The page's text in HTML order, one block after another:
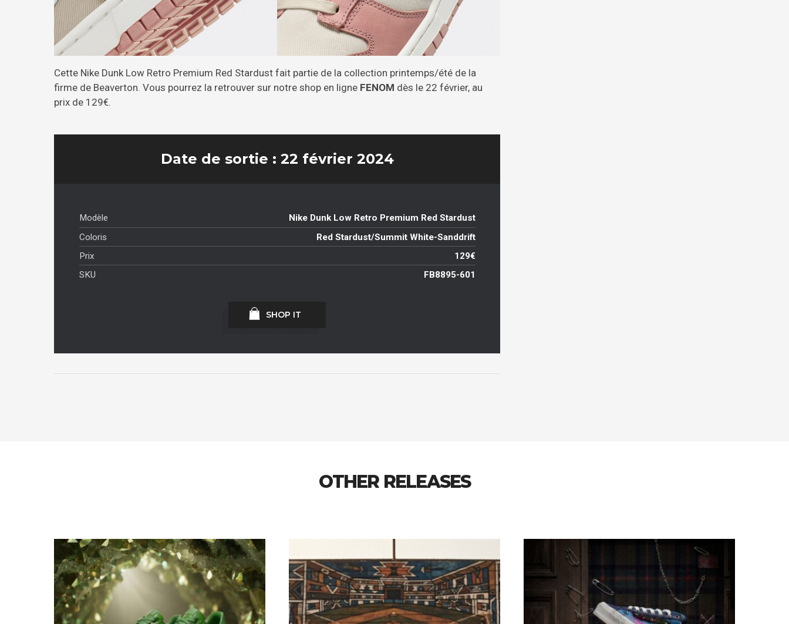
Cette Nike Dunk Low Retro Premium Red Stardust fait partie de la collection printemps/été de la
firme de Beaverton. Vous pourrez la retrouver sur notre shop en ligne FENOM dès le 22 février, au
prix de 129€.
Date de sortie : 22 février 2024
Modèle
Nike Dunk Low Retro Premium Red Stardust
Coloris
Red Stardust/Summit White-Sanddrift
Prix
129€
SKU
FB8895-601
SHOP IT
OTHER RELEASES